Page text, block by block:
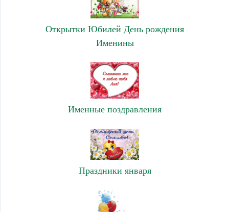
Открытки Юбилей День рождения
Именины
Именные поздравления
Праздники января